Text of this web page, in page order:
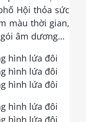
Hội thỏa sức
màu thời gian,
âm dương…